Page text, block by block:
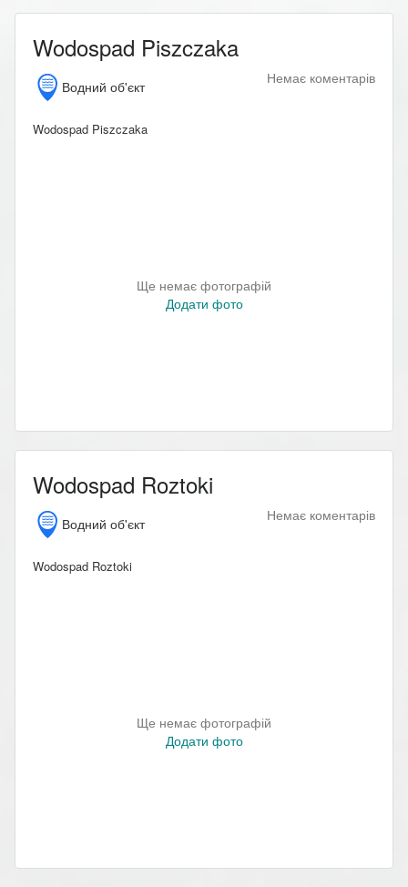
Wodospad Piszczaka
Водний об'єкт
Немає коментарів
Wodospad Piszczaka
Ще немає фотографій
Додати фото
Wodospad Roztoki
Водний об'єкт
Немає коментарів
Wodospad Roztoki
Ще немає фотографій
Додати фото